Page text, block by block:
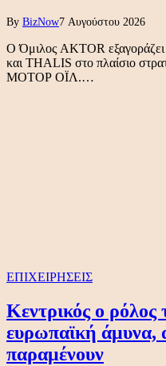
By BizNow7 Αυγούστου 2026
Ο Όμιλος AKTOR
και THALIS στο πλαίσιο
ΜΟΤΟΡ ΟΪΛ.…
ΕΠΙΧΕΙΡΗΣΕΙΣ
Κεντρικός ο
ευρωπαϊκή άμυνα,
παραμένουν